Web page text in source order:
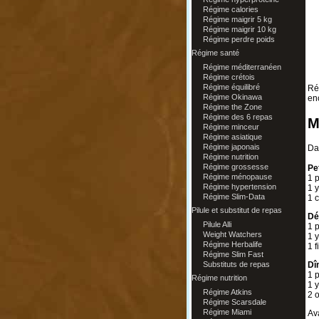
Régime calories
Régime maigrir 5 kg
Régime maigrir 10 kg
Régime perdre poids
Régime santé
Régime méditerranéen
Régime crétois
Régime équilibré
Régime Okinawa
Régime the Zone
Régime des 6 repas
Régime minceur
Régime asiatique
Régime japonais
Régime nutrition
Régime grossesse
Régime ménopause
Régime hypertension
Régime Slim-Data
Pilule et substitut de repas
Pilule Alli
Weight Watchers
Régime Herbalife
Régime Slim Fast
Substituts de repas
Régime nutrition
Régime Atkins
Régime Scarsdale
Régime Miami
1
1
1
1
1
1
1
1
2